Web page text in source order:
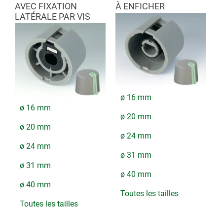
AVEC FIXATION
LATÉRALE PAR VIS
ø 16 mm
ø 20 mm
ø 24 mm
ø 31 mm
ø 40 mm
Toutes les tailles
À ENFICHER
ø 16 mm
ø 20 mm
ø 24 mm
ø 31 mm
ø 40 mm
Toutes les tailles